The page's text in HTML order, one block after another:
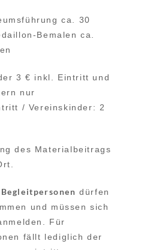
ca. 30
Bemalen ca.
3 € inkl. Eintritt und
nur
/ Vereinskinder: 2
des Materialbeitrags
dürfen
und müssen sich
Für
fällt lediglich der